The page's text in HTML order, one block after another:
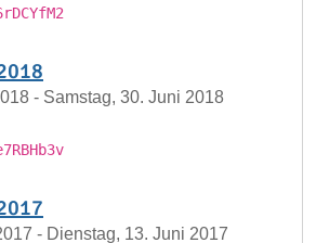
- Samstag, 30. Juni 2018
- Dienstag, 13. Juni 2017